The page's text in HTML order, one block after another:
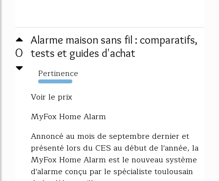
0
Alarme maison sans fil : comparatifs,
tests et guides d'achat
Pertinence
14666%
Voir le prix
MyFox Home Alarm
Annoncé au mois de septembre dernier et
présenté lors du CES au début de l'année, la
MyFox Home Alarm est le nouveau système
d'alarme conçu par le spécialiste toulousain